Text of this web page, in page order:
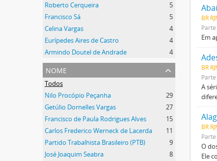
Roberto Cerqueira
5
Francisco Sá
5
Celina Vargas
4
Eurípedes Aires de Castro
4
Armindo Doutel de Andrade
4
nome
Todos
Nilo Procópio Peçanha
29
Getúlio Dornelles Vargas
27
Francisco de Paula Rodrigues Alves
15
Carlos Frederico Werneck de Lacerda
11
Partido Trabalhista Brasileiro (PTB)
9
José Joaquim Seabra
8
BR
Em
BR
A
BR
O
Ele